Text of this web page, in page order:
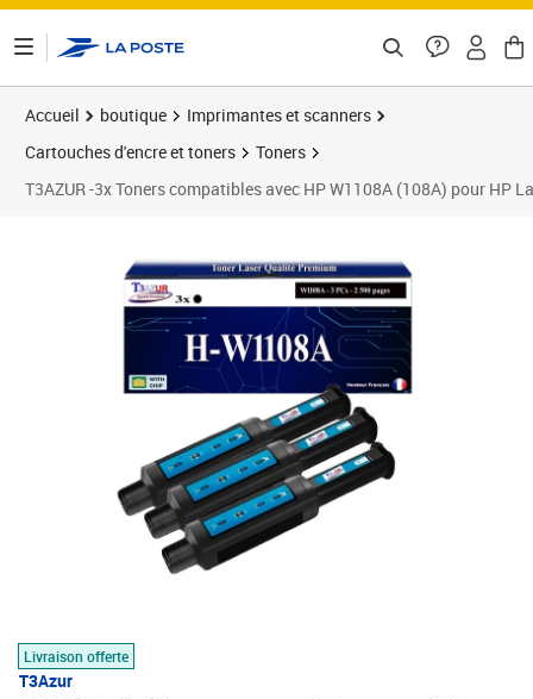
Accueil boutique
Imprimantes et scanners
Cartouches d'encre et toners
Toners
T3AZUR -3x Toners compatibles avec HP W1108A (108A) pour HP
Livraison offerte
T3Azur